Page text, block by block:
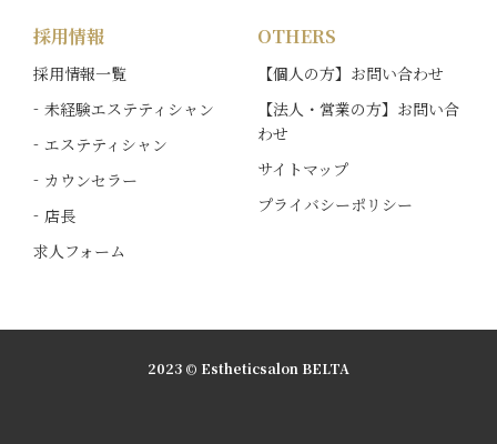
採用情報
採用情報一覧
未経験エステティシャン
エステティシャン
カウンセラー
店長
求人フォーム
OTHERS
【個人の方】お問い合わせ
【法人・営業の方】お問い合
わせ
サイトマップ
プライバシーポリシー
2023 © Estheticsalon BELTA